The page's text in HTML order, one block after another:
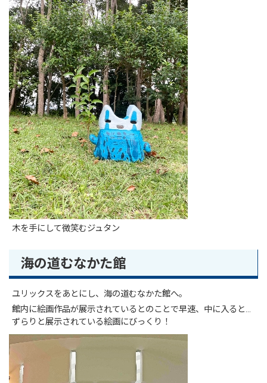
木を手にして微笑むジュタン
海の道むなかた館
ユリックスをあとにし、海の道むなかた館へ。
館内に絵画作品が展示されているとのことで早速、中に入ると…
ずらりと展示されている絵画にびっくり！